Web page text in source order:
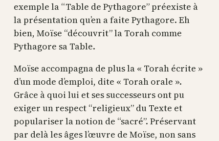
exemple la “Table de Pythagore” préexiste à
la présentation qu’en a faite Pythagore. Eh
bien, Moïse “découvrit” la Torah comme
Pythagore sa Table.
Moïse accompagna de plus la « Torah écrite »
d’un mode d’emploi, dite « Torah orale ».
Grâce à quoi lui et ses successeurs ont pu
exiger un respect “religieux” du Texte et
populariser la notion de “sacré”. Préservant
par delà les âges l’œuvre de Moïse, non sans